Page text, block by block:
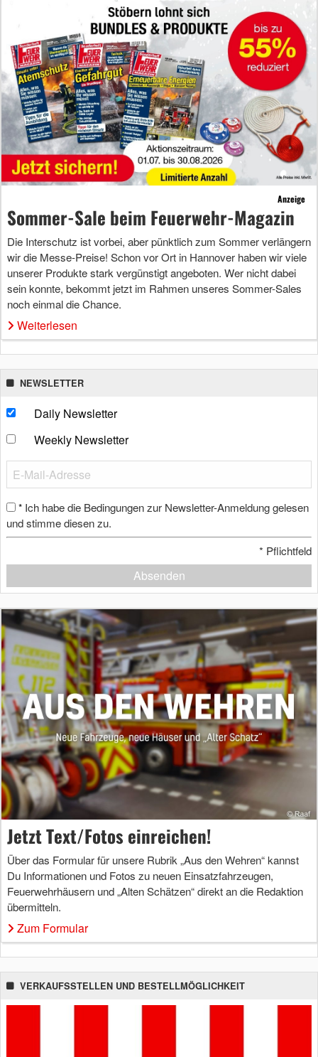
Anzeige
Sommer-Sale beim Feuerwehr-Magazin
Die Interschutz ist vorbei, aber pünktlich zum Sommer verlängern
wir die Messe-Preise! Schon vor Ort in Hannover haben wir viele
unserer Produkte stark vergünstigt angeboten. Wer nicht dabei
sein konnte, bekommt jetzt im Rahmen unseres Sommer-Sales
noch einmal die Chance.
Weiterlesen
NEWSLETTER
Daily Newsletter
Weekly Newsletter
* Ich habe die Bedingungen zur Newsletter-Anmeldung gelesen
und stimme diesen zu.
* Pflichtfeld
Absenden
Jetzt Text/Fotos einreichen!
Über das Formular für unsere Rubrik „Aus den Wehren“ kannst
Du Informationen und Fotos zu neuen Einsatzfahrzeugen,
Feuerwehrhäusern und „Alten Schätzen“ direkt an die Redaktion
übermitteln.
Zum Formular
VERKAUFSSTELLEN UND BESTELLMÖGLICHKEIT